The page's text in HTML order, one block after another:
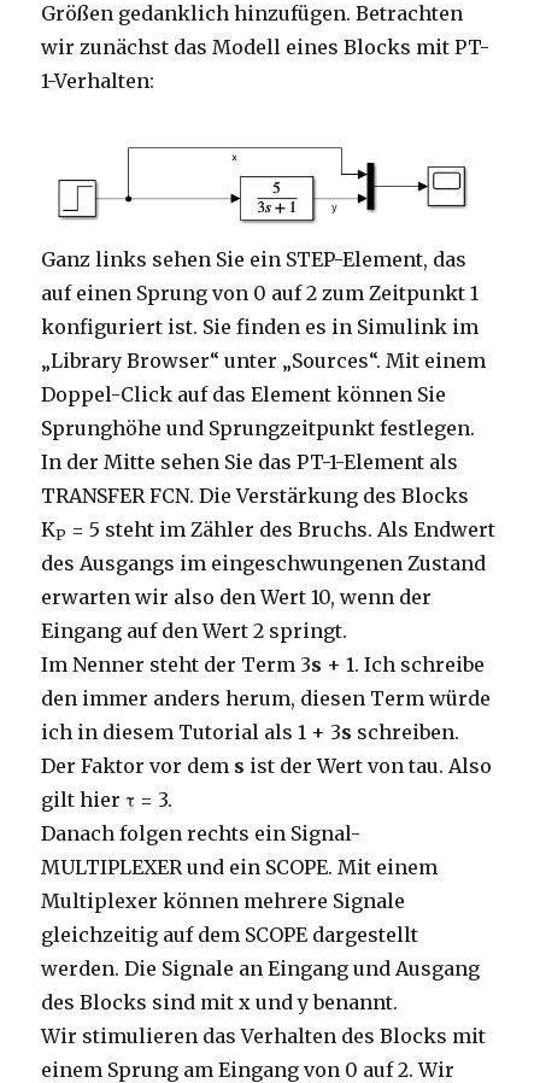
Größen gedanklich hinzufügen. Betrachten
wir zunächst das Modell eines Blocks mit PT-
1-Verhalten:
Ganz links sehen Sie ein STEP-Element, das
auf einen Sprung von 0 auf 2 zum Zeitpunkt 1
konfiguriert ist. Sie finden es in Simulink im
„Library Browser“ unter „Sources“. Mit einem
Doppel-Click auf das Element können Sie
Sprunghöhe und Sprungzeitpunkt festlegen.
In der Mitte sehen Sie das PT-1-Element als
TRANSFER FCN. Die Verstärkung des Blocks
KP = 5 steht im Zähler des Bruchs. Als Endwert
des Ausgangs im eingeschwungenen Zustand
erwarten wir also den Wert 10, wenn der
Eingang auf den Wert 2 springt.
Im Nenner steht der Term 3s + 1. Ich schreibe
den immer anders herum, diesen Term würde
ich in diesem Tutorial als 1 + 3s schreiben.
Der Faktor vor dem s ist der Wert von tau. Also
gilt hier τ = 3.
Danach folgen rechts ein Signal-
MULTIPLEXER und ein SCOPE. Mit einem
Multiplexer können mehrere Signale
gleichzeitig auf dem SCOPE dargestellt
werden. Die Signale an Eingang und Ausgang
des Blocks sind mit x und y benannt.
Wir stimulieren das Verhalten des Blocks mit
einem Sprung am Eingang von 0 auf 2. Wir